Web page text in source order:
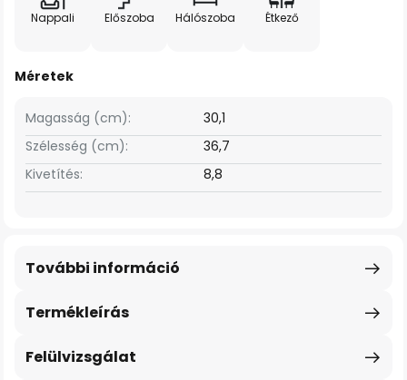
Nappali Előszoba Hálószoba Étkező
Méretek
Szélesség (cm): 36,7
Magasság (cm): 30,1
Kivetítés: 8,8
Termékleírás
További információ
Felülvizsgálat